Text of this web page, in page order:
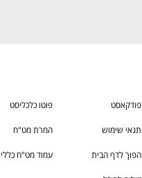
פודקאסט פוטו כלכליסט
תנאי שימוש המרת מט"ח
הפוך לדף הבית עמוד מט"ח כללי